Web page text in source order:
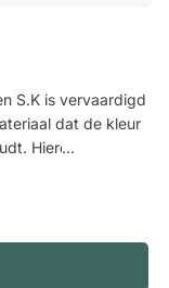
S.K is vervaardigd
dat de kleur
Hierdoor is de
weerstaat
zowel milieu als
gerecycled